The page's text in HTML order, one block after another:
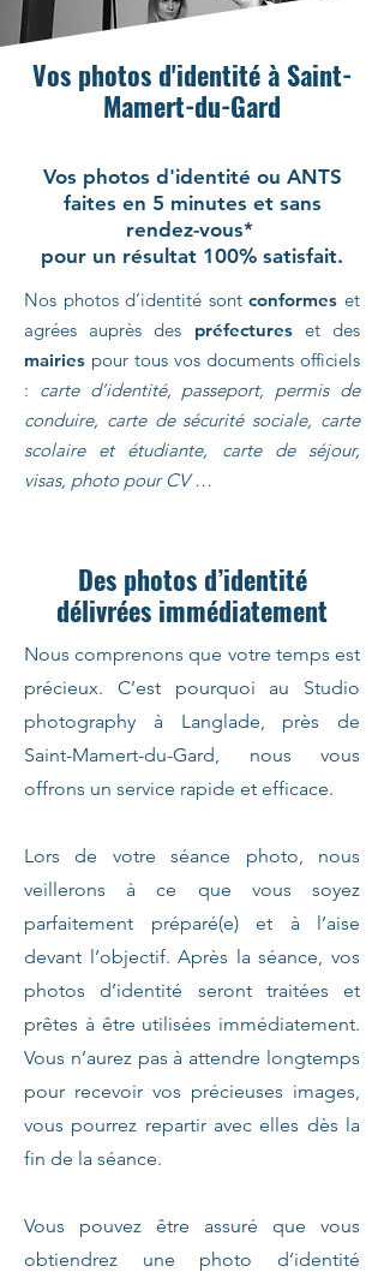
Vos photos d'identité à Saint-
Mamert-du-Gard
Vos photos d'identité ou ANTS
faites en 5 minutes et sans
rendez-vous*
pour un résultat 100% satisfait.
Nos photos d’identité sontconformes et
agrées auprès des préfectureset des
mairies pour tous vos documents officiels
: carte d’identité, passeport, permis de
conduire, carte de sécurité sociale, carte
scolaire et étudiante, carte de séjour,
visas, photo pour CV …
Des photos d’identité
délivrées immédiatement
Nous comprenons que votre temps est
précieux. C’est pourquoi au Studio
photography à Langlade, près de
Saint-Mamert-du-Gard, nous vous
offrons un service rapide et efficace.
Lors de votre séance photo, nous
veillerons à ce que vous soyez
parfaitement préparé(e) et à l’aise
devant l’objectif. Après la séance, vos
photos d’identité seront traitées et
prêtes à être utilisées immédiatement.
Vous n’aurez pas à attendre longtemps
pour recevoir vos précieuses images,
vous pourrez repartir avec elles dès la
fin de la séance.
Vous pouvez être assuré que vous
obtiendrez une photo d’identité